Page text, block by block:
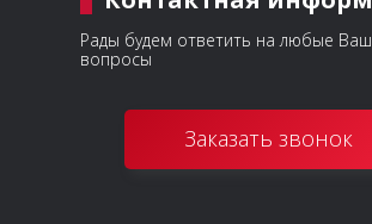
Рады будем ответить на любые
вопросы
Заказать звонок